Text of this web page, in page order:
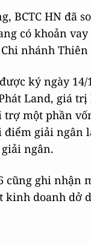
BCTC HN đã
có khoản
nhánh Thiên
ký ngày 14/
Land, giá
trợ một phần
giải ngân
ngân.
cũng ghi nhận
kinh doanh dở